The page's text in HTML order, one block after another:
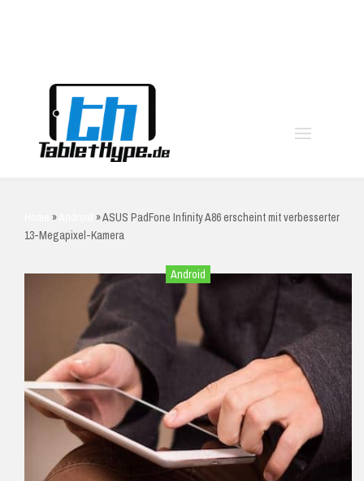
» »ASUS PadFone Infinity A86 erscheint mit verbesserter
13-Megapixel-Kamera
Android